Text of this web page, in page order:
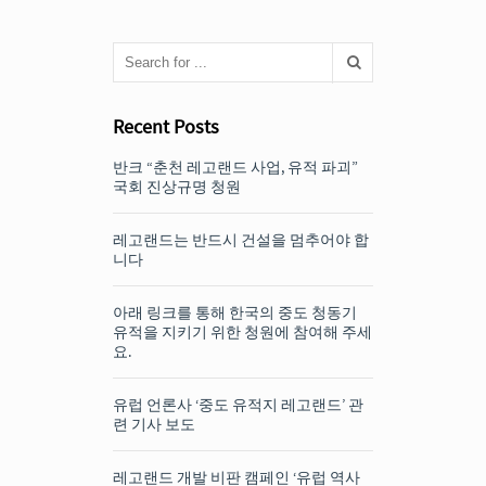
Recent Posts
반크 “춘천 레고랜드 사업, 유적 파괴”
국회 진상규명 청원
레고랜드는 반드시 건설을 멈추어야 합
니다
아래 링크를 통해 한국의 중도 청동기
유적을 지키기 위한 청원에 참여해 주세
요.
유럽 언론사 ‘중도 유적지 레고랜드’ 관
련 기사 보도
레고랜드 개발 비판 캠페인 ‘유럽 역사